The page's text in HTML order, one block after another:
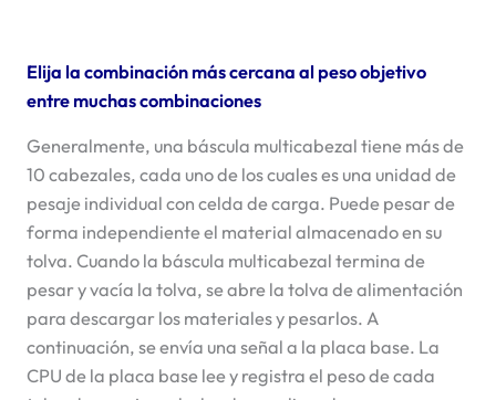
Elija la combinación más cercana al peso objetivo
entre muchas combinaciones
Generalmente, una báscula multicabezal tiene más de
10 cabezales, cada uno de los cuales es una unidad de
pesaje individual con celda de carga. Puede pesar de
forma independiente el material almacenado en su
tolva. Cuando la báscula multicabezal termina de
pesar y vacía la tolva, se abre la tolva de alimentación
para descargar los materiales y pesarlos. A
continuación, se envía una señal a la placa base. La
CPU de la placa base lee y registra el peso de cada